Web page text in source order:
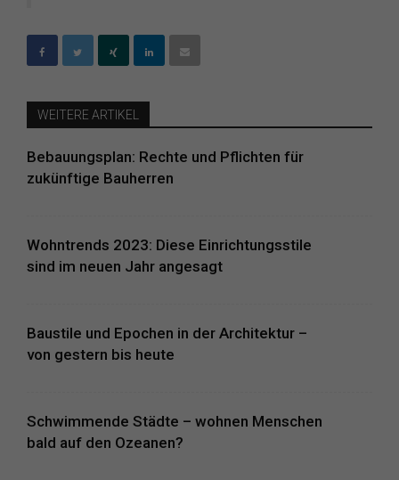
WEITERE ARTIKEL
Bebauungsplan: Rechte und Pflichten für
zukünftige Bauherren
Wohntrends 2023: Diese Einrichtungsstile
sind im neuen Jahr angesagt
Baustile und Epochen in der Architektur –
von gestern bis heute
Schwimmende Städte – wohnen Menschen
bald auf den Ozeanen?